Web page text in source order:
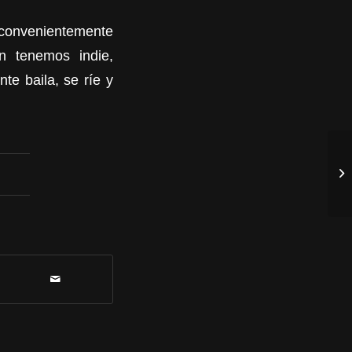
tenemos indie,
baila, se ríe y